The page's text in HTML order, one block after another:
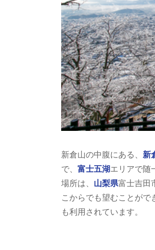
新倉山の中腹にある、 新
で、 富士五湖エリアで随
場所は、 山梨県富士吉田
こからでも望むことがで
も利用されています。